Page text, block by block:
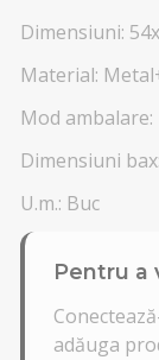
Dimensiuni:
Material:
Mod
Dimensiuni
U.m.: Buc
Pentru a
adăuga